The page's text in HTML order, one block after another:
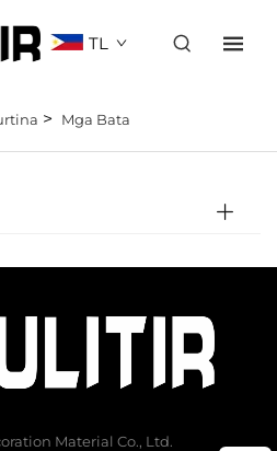
TL
> Mga Bata
Material Co., Ltd.